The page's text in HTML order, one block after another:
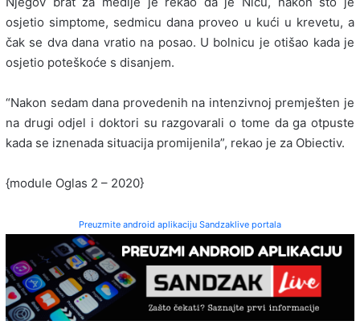
osjetio simptome, sedmicu dana proveo u kući u krevetu, a
čak se dva dana vratio na posao. U bolnicu je otišao kada je
osjetio poteškoće s disanjem.
“Nakon sedam dana provedenih na intenzivnoj premješten je
na drugi odjel i doktori su razgovarali o tome da ga otpuste
kada se iznenada situacija promijenila”, rekao je za Obiectiv.
{module Oglas 2 – 2020}
Preuzmite android aplikaciju Sandzaklive portala